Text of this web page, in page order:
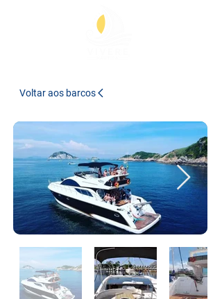
Voltar aos barcos